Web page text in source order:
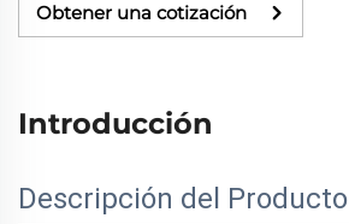
Obtener una cotización
Introducción
Descripción del Producto